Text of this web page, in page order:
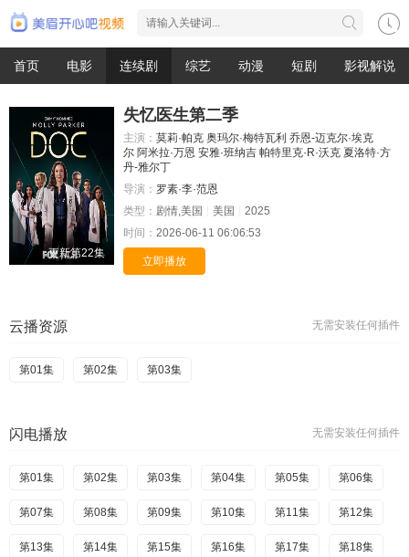
首页 电影 连续剧 综艺 动漫 短剧 影视解说
更新第22集
失忆医生第二季
主演： 莫莉·帕克 奥玛尔·梅特瓦利 乔恩-迈克尔·埃克
尔 阿米拉·万恩 安雅·班纳吉 帕特里克·R·沃克 夏洛特·方
丹-雅尔丁
导演： 罗素·李·范恩
类型： 剧情,美国 美国
2025
时间： 2026-06-11 06:06:53
立即播放
无需安装任何插件
云播资源
第01集 第02集 第03集
无需安装任何插件
闪电播放
第01集 第02集 第03集 第04集 第05集 第06集
第07集 第08集 第09集 第10集 第11集 第12集
第13集 第14集 第15集 第16集 第17集 第18集